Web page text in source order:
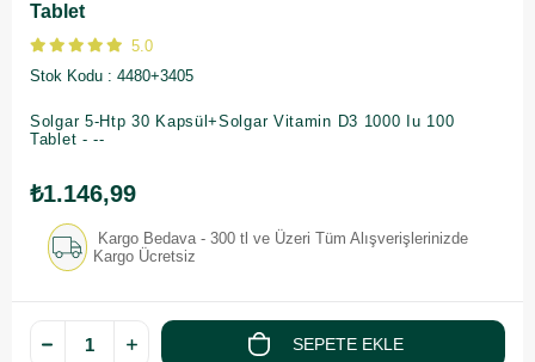
Tablet
5.0
Stok Kodu
4480+3405
Solgar 5-Htp 30 Kapsül+Solgar Vitamin D3 1000 Iu 100
Tablet - --
₺1.146,99
Kargo Bedava - 300 tl ve Üzeri Tüm Alışverişlerinizde
Kargo Ücretsiz